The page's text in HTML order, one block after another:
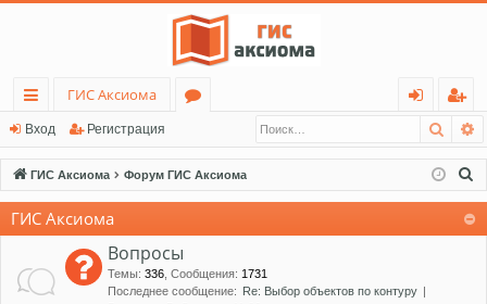
с
ы
лк
и
ГИС Аксиома
ру
м
д
ег
ис
тр
Вход Регистрация
ГИС Аксиома Форум ГИС Аксиома
ГИС Аксиома
Вопросы
Темы: 336 Сообщения: 1731
Последнее сообщение: Re: Выбор объектов по контуру